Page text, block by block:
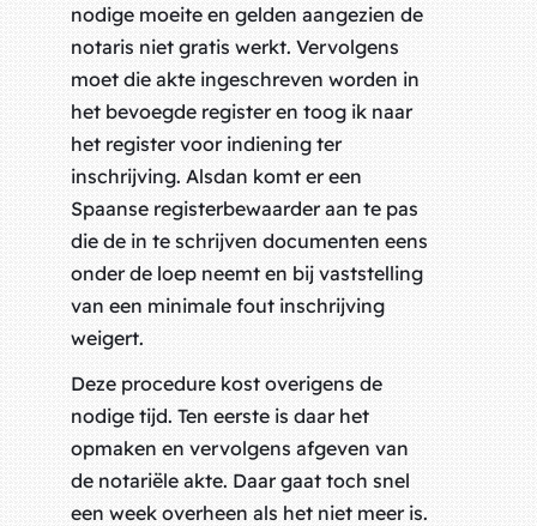
nodige moeite en gelden aangezien de
notaris niet gratis werkt. Vervolgens
moet die akte ingeschreven worden in
het bevoegde register en toog ik naar
het register voor indiening ter
inschrijving. Alsdan komt er een
Spaanse registerbewaarder aan te pas
die de in te schrijven documenten eens
onder de loep neemt en bij vaststelling
van een minimale fout inschrijving
weigert.
Deze procedure kost overigens de
nodige tijd. Ten eerste is daar het
opmaken en vervolgens afgeven van
de notariële akte. Daar gaat toch snel
een week overheen als het niet meer is.